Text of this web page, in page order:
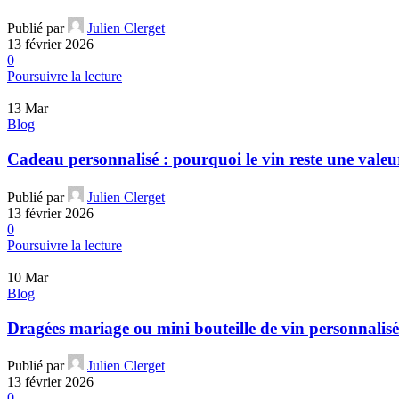
Publié par
Julien Clerget
13 février 2026
0
Poursuivre la lecture
13 Mar
Blog
Cadeau personnalisé : pourquoi le vin reste une
Publié par
Julien Clerget
13 février 2026
0
Poursuivre la lecture
10 Mar
Blog
Dragées mariage ou mini bouteille de vin
Publié par
Julien Clerget
13 février 2026